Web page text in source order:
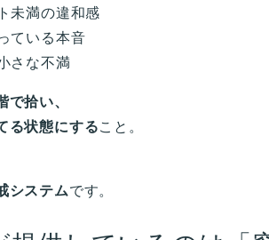
未満の違和感
ている本音
さな不満
拾い、
る状態にすること。
システムです。